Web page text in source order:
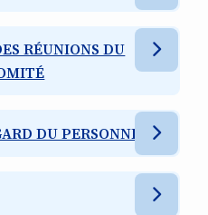
RÉUNIONS DU
DU PERSONNEL